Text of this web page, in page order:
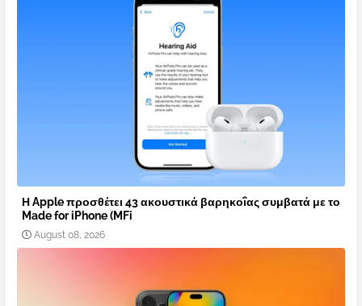
Η Apple προσθέτει 43 ακουστικά βαρηκοΐας συμβατά με το
Made for iPhone (MFi
August 08, 2026